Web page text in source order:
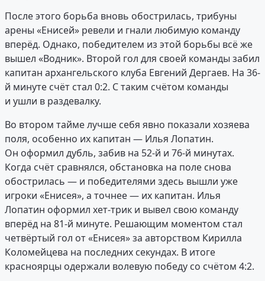
После этого борьба вновь обострилась, трибуны
арены «Енисей» ревели и гнали любимую команду
вперёд. Однако, победителем из этой борьбы всё же
вышел «Водник». Второй гол для своей команды забил
капитан архангельского клуба Евгений Дергаев. На 36-
й минуте счёт стал 0:2. С таким счётом команды
и ушли в раздевалку.
Во втором тайме лучше себя явно показали хозяева
поля, особенно их капитан — Илья Лопатин.
Он оформил дубль, забив на 52-й и 76-й минутах.
Когда счёт сравнялся, обстановка на поле снова
обострилась — и победителями здесь вышли уже
игроки «Енисея», а точнее — их капитан. Илья
Лопатин оформил хет-трик и вывел свою команду
вперёд на 81-й минуте. Решающим моментом стал
четвёртый гол от «Енисея» за авторством Кирилла
Коломейцева на последних секундах. В итоге
красноярцы одержали волевую победу со счётом 4:2.